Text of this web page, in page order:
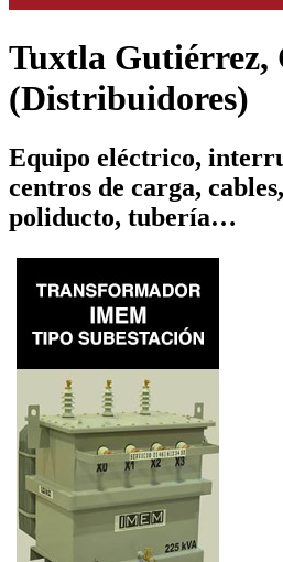
Tuxtla Gutiérrez,
(Distribuidores)
Equipo eléctrico,
centros de carga,
poliducto, tubería…